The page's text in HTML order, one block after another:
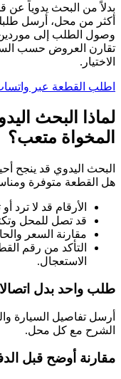
بدلاً من البحث يدوياً عن
أكثر من محل، أرسل
وصول الطلب إلى موردين
تقارن العروض حسب
الاختيار.
اطلب القطعة عبر
لماذا البحث
المخواة متعب؟
البحث اليدوي قد ينجح
هل القطعة متوفرة
الأرقام قد لا ترد
قد تصل للمحل
مقارنة السعر
التأكد من رقم
الاستعجال.
طلب واحد بدل
أرسل تفاصيل السيارة
الشرح مع كل محل.
مقارنة أوضح قبل